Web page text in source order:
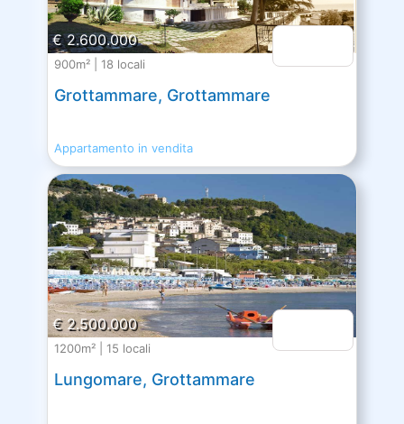
€ 2.600.000
900m² | 18 locali
Grottammare, Grottammare
Appartamento in vendita
€ 2.500.000
1200m² | 15 locali
Lungomare, Grottammare